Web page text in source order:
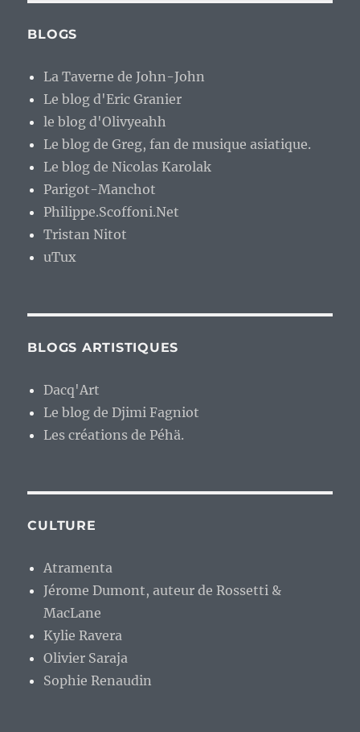
BLOGS
La Taverne de John-John
Le blog d'Eric Granier
le blog d'Olivyeahh
Le blog de Greg, fan de musique asiatique.
Le blog de Nicolas Karolak
Parigot-Manchot
Philippe.Scoffoni.Net
Tristan Nitot
uTux
BLOGS ARTISTIQUES
Dacq'Art
Le blog de Djimi Fagniot
Les créations de Péhä.
CULTURE
Atramenta
Jérome Dumont, auteur de Rossetti &
MacLane
Kylie Ravera
Olivier Saraja
Sophie Renaudin